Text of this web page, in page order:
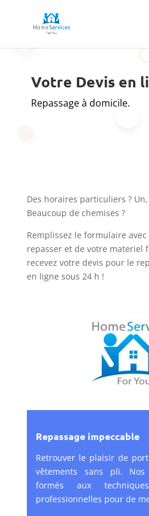
Votre Devis en
Repassage à domicile.
Des horaires particuliers ?
Beaucoup de chemises ?
Remplissez le formulaire
repasser et de votre materiel
recevez votre devis pour le
en ligne sous 24 h !
Repassage impeccable
Retrouver le plaisir de
vêtements sans pli.
formés aux
professionnelles pour de